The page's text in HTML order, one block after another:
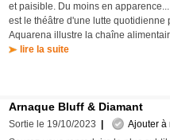
et paisible. Du moins en
est le théâtre d'une lutte quotidienne
Aquarena illustre la chaîne
lire la suite
Arnaque Bluff & Diamant
Sortie le 19/10/2023
Ajouter à